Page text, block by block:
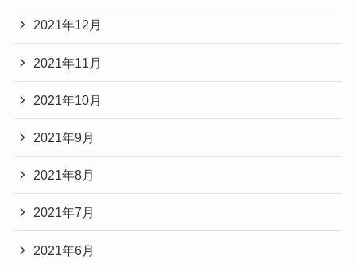
2021年12月
2021年11月
2021年10月
2021年9月
2021年8月
2021年7月
2021年6月